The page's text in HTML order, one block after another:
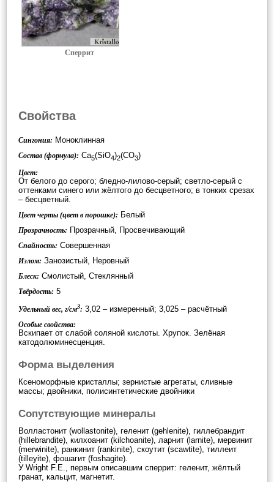
Сперрит
Свойства
Сингония: Моноклинная
Состав (формула): Ca5(SiO4)2(CO3)
Цвет:
От белого до серого; бледно-лилово-серый; светло-серый с
оттенками синего или жёлтого до бесцветного; в тонких срезах
– бесцветный.
Цвет черты (цвет в порошке): Белый
Прозрачность: Прозрачный, Просвечивающий
Спайность: Совершенная
Излом: Занозистый, Неровный
Блеск: Смолистый, Стеклянный
Твёрдость: 5
Удельный вес, г/см3: 3,02 – измеренный; 3,025 – расчётный
Особые свойства:
Вскипает от слабой соляной кислоты. Хрупок. Зелёная
катодолюминесценция.
Форма выделения
Ксеноморфные кристаллы; зернистые агрегаты, сливные
массы; двойники, полисинтетические двойники
Сопутствующие минералы
Волластонит (wollastonite), геленит (gehlenite), гиллебрандит
(hillebrandite), килхоанит (kilchoanite), ларнит (larnite), мервинит
(merwinite), ранкинит (rankinite), скоутит (scawtite), тиллеит
(tilleyite), фошагит (foshagite).
У Wright F.E., первым описавшим сперрит: геленит, жёлтый
гранат, кальцит, магнетит.